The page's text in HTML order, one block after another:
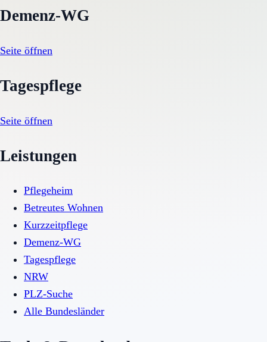
Demenz-WG
Seite öffnen
Tagespflege
Seite öffnen
Leistungen
Pflegeheim
Betreutes Wohnen
Kurzzeitpflege
Demenz-WG
Tagespflege
NRW
PLZ-Suche
Alle Bundesländer